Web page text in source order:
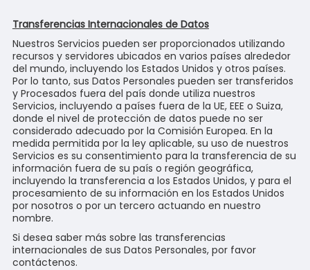
Transferencias Internacionales de Datos
Nuestros Servicios pueden ser proporcionados utilizando
recursos y servidores ubicados en varios países alrededor
del mundo, incluyendo los Estados Unidos y otros países.
Por lo tanto, sus Datos Personales pueden ser transferidos
y Procesados fuera del país donde utiliza nuestros
Servicios, incluyendo a países fuera de la UE, EEE o Suiza,
donde el nivel de protección de datos puede no ser
considerado adecuado por la Comisión Europea. En la
medida permitida por la ley aplicable, su uso de nuestros
Servicios es su consentimiento para la transferencia de su
información fuera de su país o región geográfica,
incluyendo la transferencia a los Estados Unidos, y para el
procesamiento de su información en los Estados Unidos
por nosotros o por un tercero actuando en nuestro
nombre.
Si desea saber más sobre las transferencias
internacionales de sus Datos Personales, por favor
contáctenos.